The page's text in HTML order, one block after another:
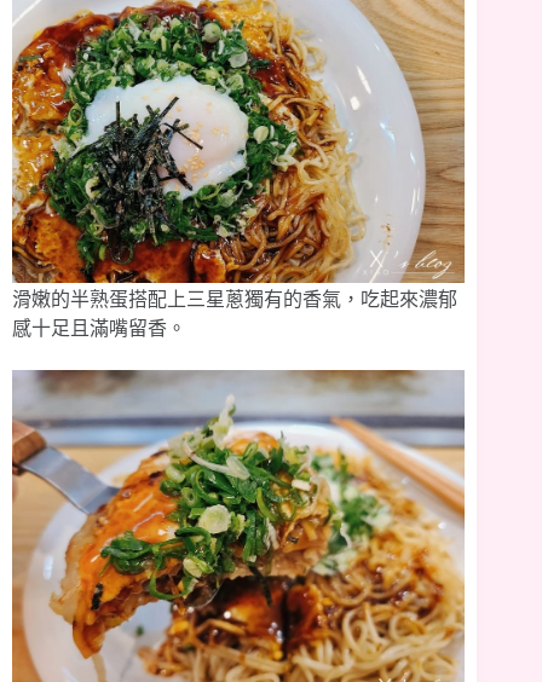
滑嫩的半熟蛋搭配上三星蔥獨有的香氣，吃起來濃郁
感十足且滿嘴留香。